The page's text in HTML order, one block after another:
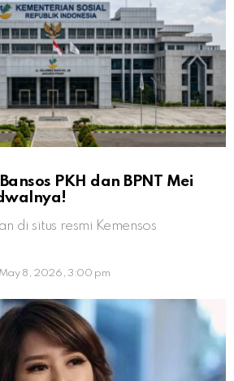
PKH dan BPNT Mei
di situs resmi Kemensos
May 8, 2026, 3:00 pm